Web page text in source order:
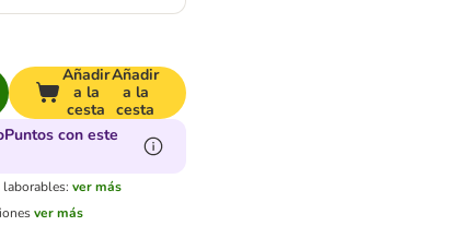
Añadir
a la
cesta
Añadir
a la
cesta
con este
laborables: ver más
ver más